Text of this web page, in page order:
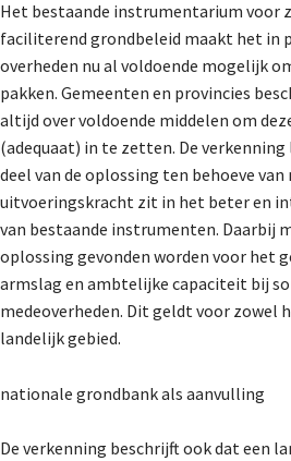
Het bestaande instrumentarium voor
faciliterend grondbeleid maakt het in
overheden nu al voldoende mogelijk
pakken. Gemeenten en provincies
altijd over voldoende middelen om
(adequaat) in te zetten. De
deel van de oplossing ten behoeve van
uitvoeringskracht zit in het beter en
van bestaande instrumenten. Daarbij
oplossing gevonden worden voor het
armslag en ambtelijke capaciteit bij
medeoverheden. Dit geldt voor zowel
landelijk gebied.
nationale grondbank als aanvulling
De verkenning beschrijft ook dat een